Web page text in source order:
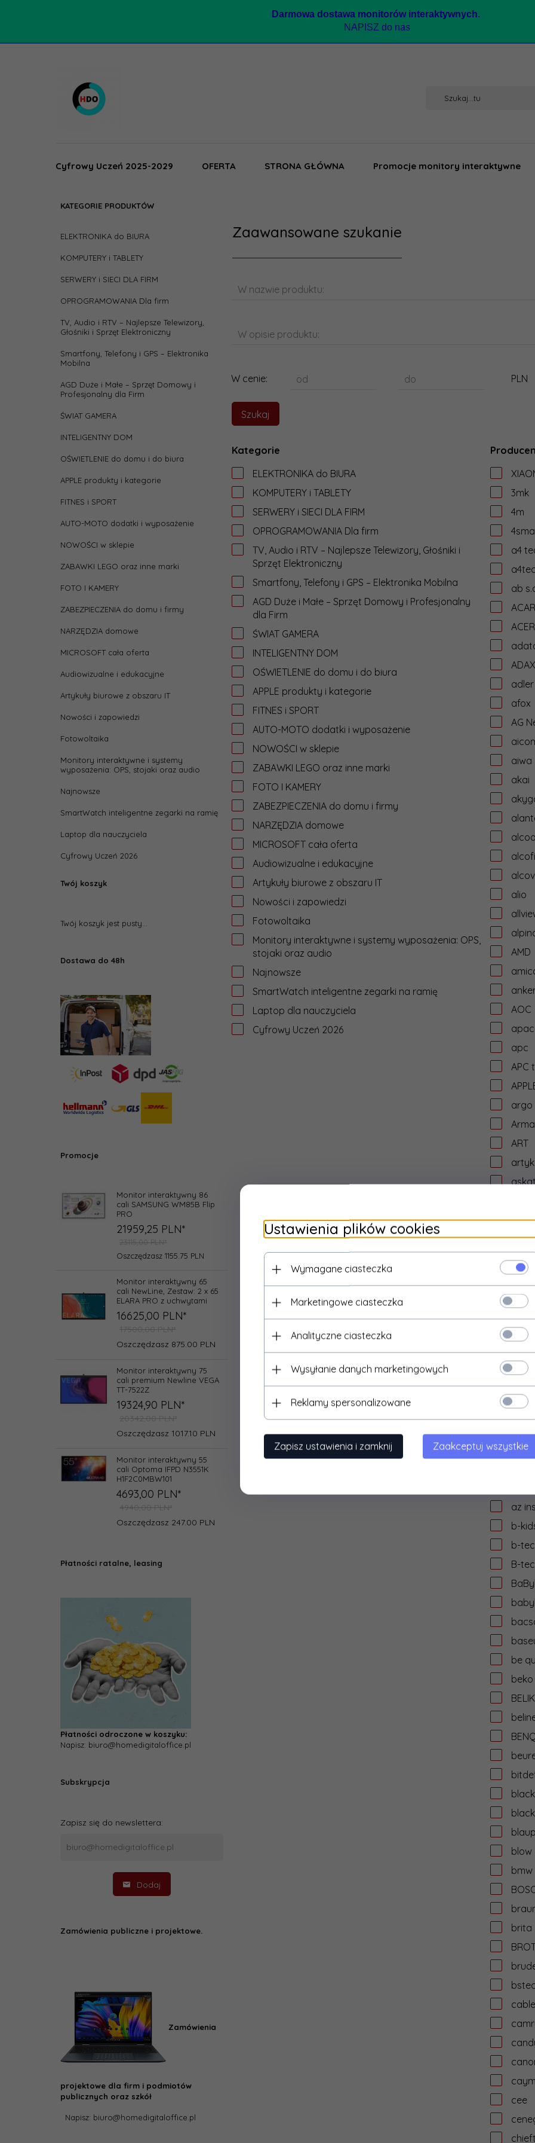
Darmowa dostawa monitorów interaktywnych.
NAPISZ do nas
Cyfrowy Uczeń 2025-2029 OFERTA STRONA GŁÓWNA Promocje monitory interaktywne
KATEGORIE PRODUKTÓW
ELEKTRONIKA do BIURA
KOMPUTERY i TABLETY
SERWERY i SIECI DLA FIRM
OPROGRAMOWANIA Dla firm
TV, Audio i RTV – Najlepsze Telewizory,
Głośniki i Sprzęt Elektroniczny
Smartfony, Telefony i GPS – Elektronika
Mobilna
AGD Duże i Małe – Sprzęt Domowy i
Profesjonalny dla Firm
ŚWIAT GAMERA
INTELIGENTNY DOM
OŚWIETLENIE do domu i do biura
APPLE produkty i kategorie
FITNES i SPORT
AUTO-MOTO dodatki i wyposażenie
NOWOŚCI w sklepie
ZABAWKI LEGO oraz inne marki
FOTO I KAMERY
ZABEZPIECZENIA do domu i firmy
NARZĘDZIA domowe
MICROSOFT cała oferta
Audiowizualne i edukacyjne
Artykuły biurowe z obszaru IT
Nowości i zapowiedzi
Fotowoltaika
Monitory interaktywne i systemy
wyposażenia: OPS, stojaki oraz audio
Najnowsze
SmartWatch inteligentne zegarki na ramię
Laptop dla nauczyciela
Cyfrowy Uczeń 2026
Twój koszyk
Twój koszyk jest pusty...
Dostawa do 48h
Promocje
Monitor interaktywny 86
cali SAMSUNG WM85B Flip
PRO
21959,25 PLN*
23115,00 PLN*
Oszczędzasz 1155.75 PLN
Monitor interaktywny 65
cali NewLine, Zestaw: 2 x 65
ELARA PRO z uchwytami
16625,00 PLN*
17500,00 PLN*
Oszczędzasz 875.00 PLN
Monitor interaktywny 75
cali premium Newline VEGA
TT-7522Z
19324,90 PLN*
20342,00 PLN*
Oszczędzasz 1017.10 PLN
Monitor interaktywny 55
cali Optoma IFPD N3551K
H1F2C0MBW101
4693,00 PLN*
4940,00 PLN*
Oszczędzasz 247.00 PLN
Płatności ratalne, leasing
Płatności odroczone w koszyku:
Napisz: biuro@homedigitaloffice.pl
Subskrypcja
Zapisz się do newslettera:
Dodaj
Zamówienia publiczne i projektowe.
Zamówienia
projektowe dla firm i podmiotów
publicznych oraz szkół
Napisz: biuro@homedigitaloffice.pl
Zaawansowane szukanie
W nazwie produktu:
W opisie produktu:
W cenie: od do PLN
Kategorie
ELEKTRONIKA do BIURA
KOMPUTERY i TABLETY
SERWERY i SIECI DLA FIRM
OPROGRAMOWANIA Dla firm
TV, Audio i RTV – Najlepsze Telewizory, Głośniki i
Sprzęt Elektroniczny
Smartfony, Telefony i GPS – Elektronika Mobilna
AGD Duże i Małe – Sprzęt Domowy i Profesjonalny
dla Firm
ŚWIAT GAMERA
INTELIGENTNY DOM
OŚWIETLENIE do domu i do biura
APPLE produkty i kategorie
FITNES i SPORT
AUTO-MOTO dodatki i wyposażenie
NOWOŚCI w sklepie
ZABAWKI LEGO oraz inne marki
FOTO I KAMERY
ZABEZPIECZENIA do domu i firmy
NARZĘDZIA domowe
MICROSOFT cała oferta
Audiowizualne i edukacyjne
Artykuły biurowe z obszaru IT
Nowości i zapowiedzi
Fotowoltaika
Monitory interaktywne i systemy wyposażenia: OPS,
stojaki oraz audio
Najnowsze
SmartWatch inteligentne zegarki na ramię
Laptop dla nauczyciela
Cyfrowy Uczeń 2026
3mk
4m
a4
ab
ACAR
ACER
ADAX
adler
afox
AG
aiwa
akai
alio
AMD
AOC
apc
APC
argo
ART
artyk
ASUS
ata
aten
aukey
AVer
az
b-
b-
B-
be
beko
blow
bmw
brita
cee
Ustawienia plików cookies
Wymagane ciasteczka
Marketingowe ciasteczka
Analityczne ciasteczka
Wysyłanie danych marketingowych
Reklamy spersonalizowane
Zapisz ustawienia i zamknij Zaakceptuj wszystkie